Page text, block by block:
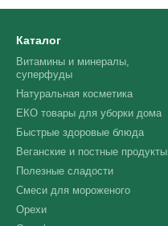
Каталог
Витамины и минералы,
суперфуды
Натуральная косметика
ЕКО товары для уборки дома
Быстрые здоровые блюда
Веганские и постные продукты
Полезные сладости
Смеси для мороженого
Орехи